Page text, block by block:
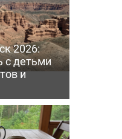
2026:
с детьми
и